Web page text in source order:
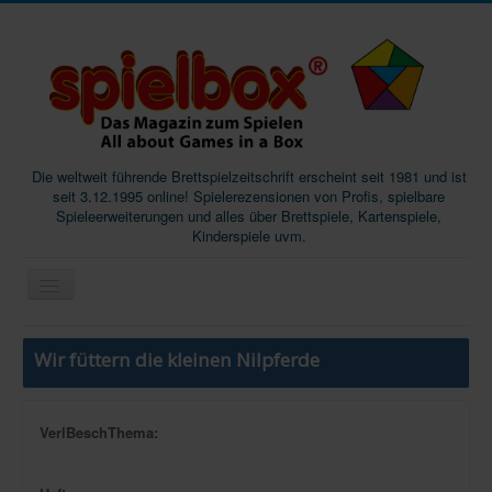
Die weltweit führende Brettspielzeitschrift erscheint seit 1981 und ist
seit 3.12.1995 online! Spielerezensionen von Profis, spielbare
Spieleerweiterungen und alles über Brettspiele, Kartenspiele,
Kinderspiele uvm.
Start
Wir füttern die kleinen Nilpferde
VerlBeschThema: